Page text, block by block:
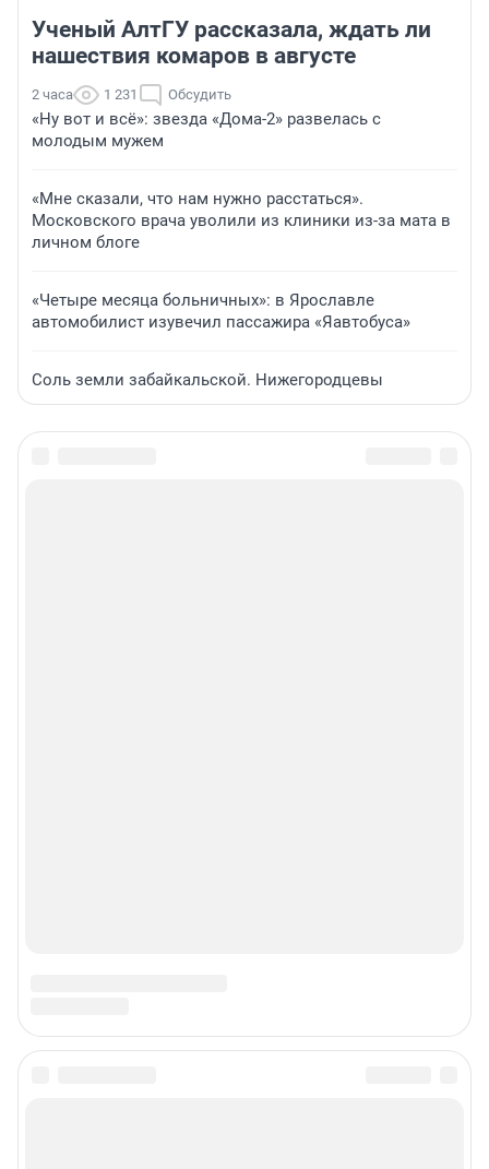
Ученый АлтГУ рассказала, ждать ли
нашествия комаров в августе
2 часа 1 231 Обсудить
«Ну вот и всё»: звезда «Дома-2» развелась с
молодым мужем
«Мне сказали, что нам нужно расстаться».
Московского врача уволили из клиники из-за мата в
личном блоге
«Четыре месяца больничных»: в Ярославле
автомобилист изувечил пассажира «Яавтобуса»
Соль земли забайкальской. Нижегородцевы